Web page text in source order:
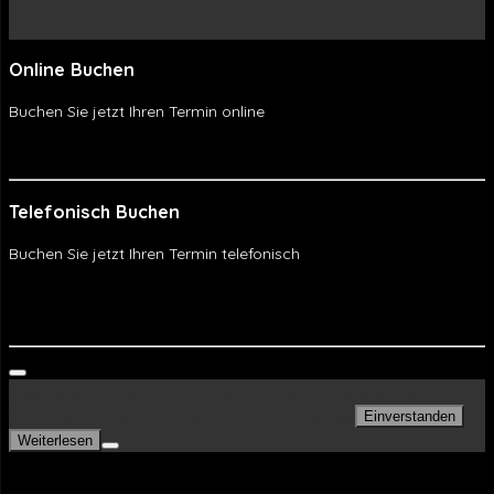
Online Buchen
Buchen Sie jetzt Ihren Termin online
Telefonisch Buchen
Buchen Sie jetzt Ihren Termin telefonisch
Einverstanden
Weiterlesen